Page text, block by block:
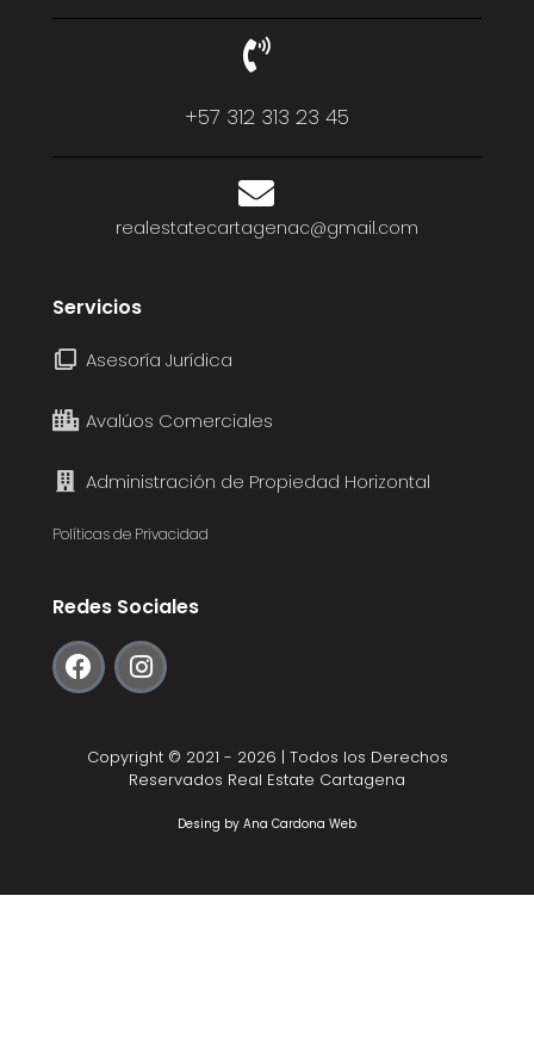
+57 312 313 23 45
realestatecartagenac@gmail.com
Servicios
Asesoría Jurídica
Avalúos Comerciales
Administración de Propiedad Horizontal
Políticas de Privacidad
Redes Sociales
Copyright © 2021 - 2026 | Todos los Derechos
Reservados Real Estate Cartagena
Desing by Ana Cardona Web